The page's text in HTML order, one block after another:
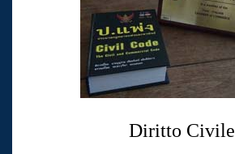
Diritto Civile